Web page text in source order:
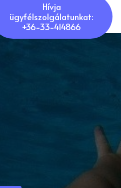
Hívja
ügyfélszolgálatunkat:
+36-33-414866